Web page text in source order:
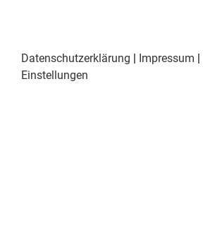
Datenschutzerklärung Impressum
Einstellungen